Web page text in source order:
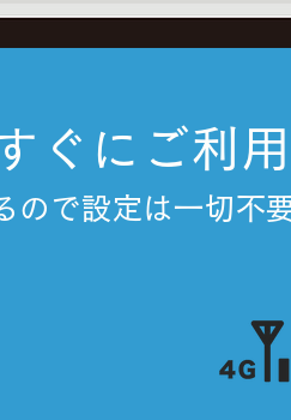
ぐにご利
ので設定は一切不